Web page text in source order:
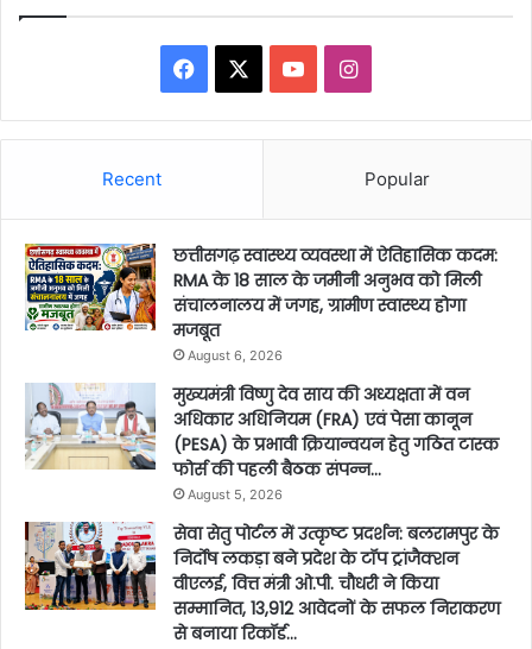
Facebook YouTubeInstagram
Recent Popular
छत्तीसगढ़ स्वास्थ्य व्यवस्था में ऐतिहासिक कदम:
RMA के 18 साल के जमीनी अनुभव को मिली
संचालनालय में जगह, ग्रामीण स्वास्थ्य होगा
मजबूत
August 6, 2026
मुख्यमंत्री विष्णु देव साय की अध्यक्षता में वन
अधिकार अधिनियम (FRA) एवं पेसा कानून
(PESA) के प्रभावी क्रियान्वयन हेतु गठित टास्क
फोर्स की पहली बैठक संपन्न…
August 5, 2026
सेवा सेतु पोर्टल में उत्कृष्ट प्रदर्शन: बलरामपुर के
निर्दोष लकड़ा बने प्रदेश के टॉप ट्रांजैक्शन
वीएलई, वित्त मंत्री ओ.पी. चौधरी ने किया
सम्मानित, 13,912 आवेदनों के सफल निराकरण
से बनाया रिकॉर्ड…